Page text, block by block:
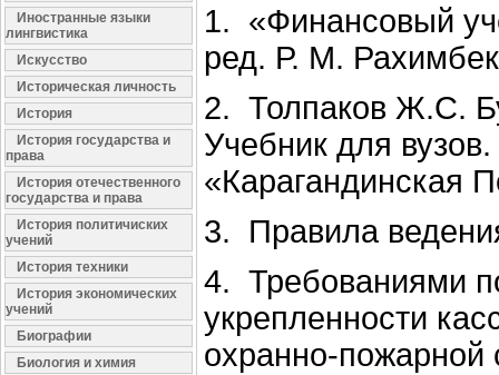
Иностранные языки
лингвистика
Искусство
Историческая личность
История
История государства и
права
История отечественного
государства и права
История политичиских
учений
История техники
История экономических
учений
Биографии
Биология и химия
1. «Финансовый
ред. Р. М.
2. Толпаков Ж.С.
Учебник для
«Карагандинская
3. Правила
4. Требованиями
укрепленности
охранно-пожарной